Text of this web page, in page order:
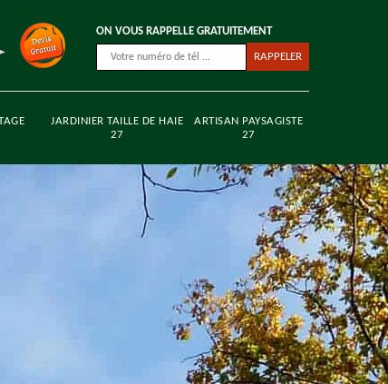
ON VOUS RAPPELLE GRATUITEMENT
JARDINIER TAILLE DE HAIE
27
ARTISAN PAYSAGISTE
27